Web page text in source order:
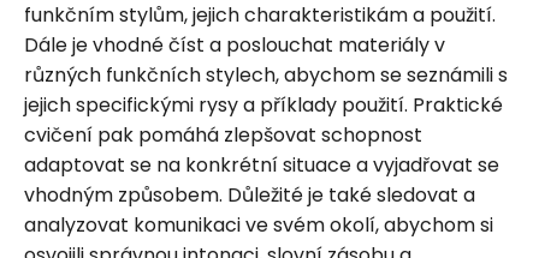
funkčním stylům, jejich charakteristikám a použití.
Dále je vhodné číst a poslouchat materiály v
různých funkčních stylech, abychom se seznámili s
jejich specifickými rysy a příklady použití. Praktické
cvičení pak pomáhá zlepšovat schopnost
adaptovat se na konkrétní situace a vyjadřovat se
vhodným způsobem. Důležité je také sledovat a
analyzovat komunikaci ve svém okolí, abychom si